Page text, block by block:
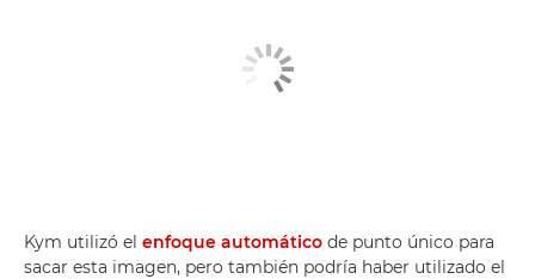
Kym utilizó el enfoque automático de punto único para
sacar esta imagen, pero también podría haber utilizado el